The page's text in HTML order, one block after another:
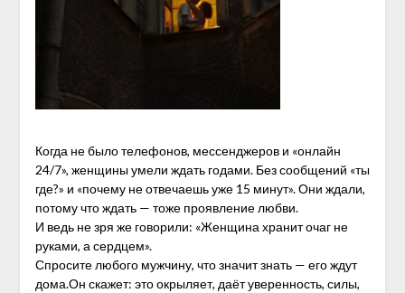
Когда не было телефонов, мессенджеров и «онлайн
24/7», женщины умели ждать годами. Без сообщений «ты
где?» и «почему не отвечаешь уже 15 минут». Они ждали,
потому что ждать — тоже проявление любви.
И ведь не зря же говорили: «Женщина хранит очаг не
руками, а сердцем».
Спросите любого мужчину, что значит знать — его ждут
дома.Он скажет: это окрыляет, даёт уверенность, силы,